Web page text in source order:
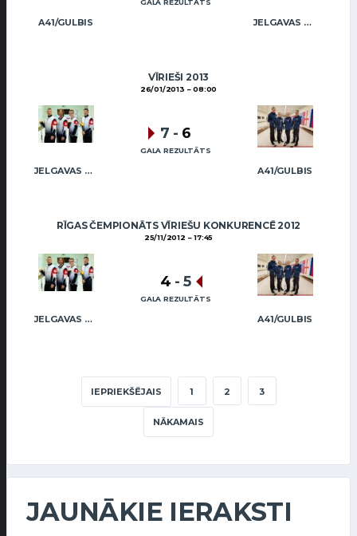
A41/GULBIS JELGAVAS MAIZNIEKS
GALA REZULTĀTS
VĪRIEŠI 2013
26/01/2013 08:00
JELGAVAS MAIZNIEKS A41/GULBIS
7 - 6
GALA REZULTĀTS
RĪGAS ČEMPIONĀTS VĪRIEŠU KONKURENCĒ 2012
25/11/2012 17:45
JELGAVAS MAIZNIEKS A41/GULBIS
4 - 5
GALA REZULTĀTS
IEPRIEKŠĒJAIS 1 2 3
NĀKAMAIS
JAUNĀKIE IERAKSTI